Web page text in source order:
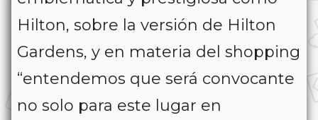
Hilton, sobre la versión de Hilton
Gardens, y en materia del shopping
“entendemos que será convocante
no solo para este lugar en